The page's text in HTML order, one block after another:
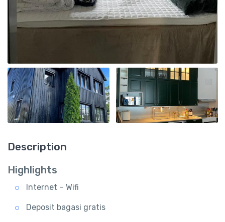
Description
Highlights
Internet – Wifi
Deposit bagasi gratis